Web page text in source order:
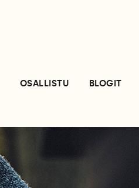
OSALLISTU BLOGIT